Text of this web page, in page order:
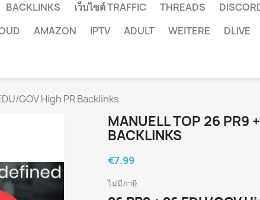
BACKLINKS เว็บไซต์ TRAFFIC THREADS
AMAZON IPTV ADULT WEITERE DLIVE
GOV High PR Backlinks
MANUELL TOP 26 PR9
BACKLINKS
€7.99
ไม่มีภาษี